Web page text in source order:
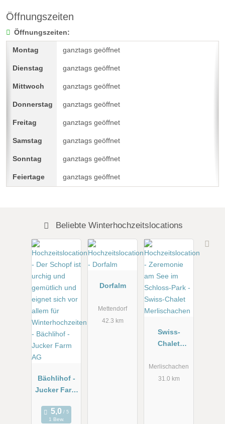
Öffnungszeiten
Öffnungszeiten:
ganztags geöffnet
ganztags geöffnet
ganztags geöffnet
ganztags geöffnet
ganztags geöffnet
ganztags geöffnet
ganztags geöffnet
ganztags geöffnet
Beliebte Winterhochzeitslocations
Bächlihof -
Jucker Farm
1 Bew.
Dorfalm
Mettendorf
42.3 km
Swiss-
Chalet
en
Merlischachen
31.0 km